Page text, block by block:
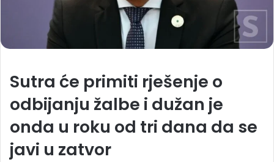
Sutra će primiti rješenje o
odbijanju žalbe i dužan je
onda u roku od tri dana da se
javi u zatvor